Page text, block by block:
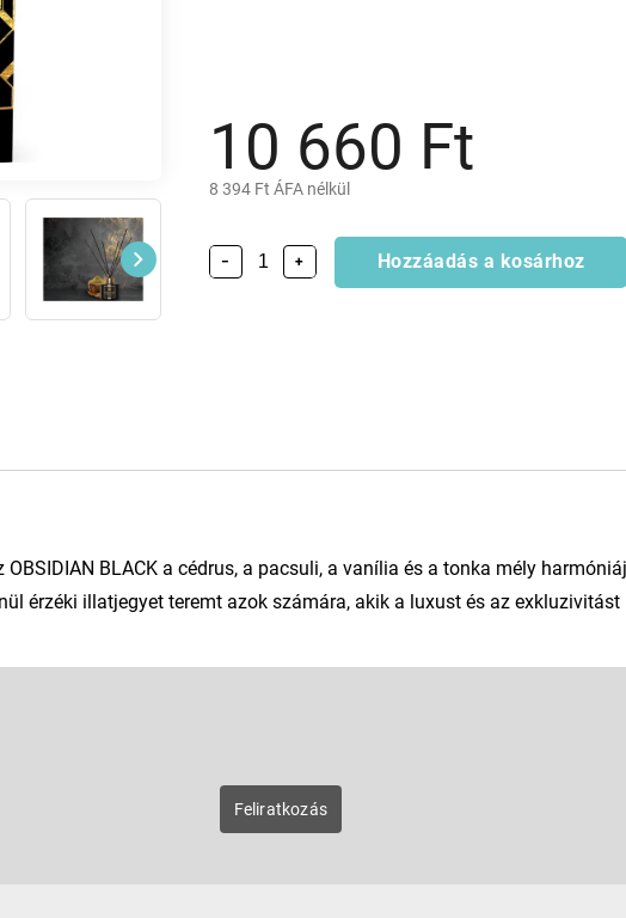
10 660 Ft
8 394 Ft ÁFA nélkül
+
− Hozzáadás a kosárhoz
BLACK a cédrus, a pacsuli, a vanília és a tonka mély
érzéki illatjegyet teremt azok számára, akik a luxust és az exkluzivitást
Feliratkozás